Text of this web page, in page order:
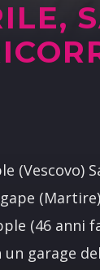
(Vescovo)
(46 anni
garage